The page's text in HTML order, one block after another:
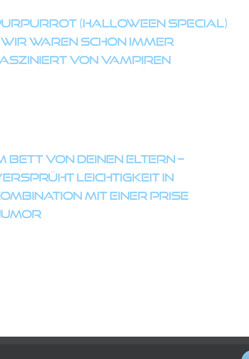
(Halloween Special)
Wir waren schon immer
von Vampiren
Bett von Deinen Eltern –
Leichtigkeit in
mit einer Prise